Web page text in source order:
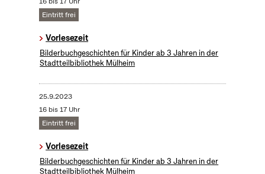
Eintritt frei
Vorlesezeit
Bilderbuchgeschichten für Kinder ab 3 Jahren in der
Stadtteilbibliothek Mülheim
25.9.2023
16 bis 17 Uhr
Eintritt frei
Vorlesezeit
Bilderbuchgeschichten für Kinder ab 3 Jahren in der
Stadtteilbibliothek Mülheim